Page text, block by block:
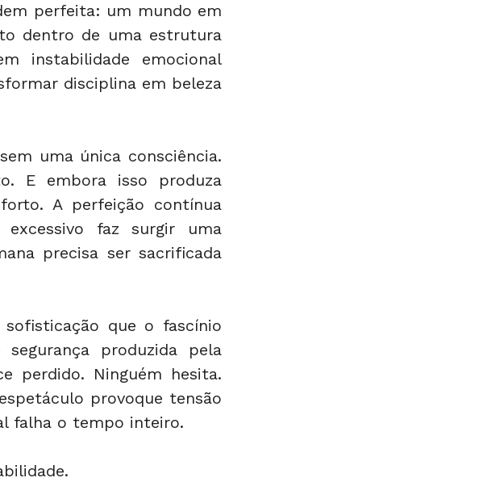
perfeita: um mundo em
dentro de uma estrutura
instabilidade emocional
disciplina em beleza
uma única consciência.
E embora isso produza
A perfeição contínua
excessivo faz surgir uma
precisa ser sacrificada
sofisticação que o fascínio
produzida pela
perdido. Ninguém hesita.
provoque tensão
falha o tempo inteiro.